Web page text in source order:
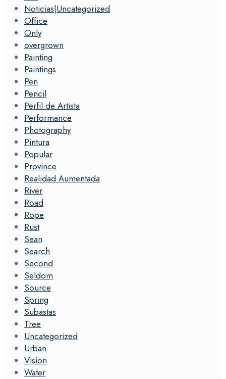
Noticias|Uncategorized
Office
Only
overgrown
Painting
Paintings
Pen
Pencil
Perfil de Artista
Performance
Photography
Pintura
Popular
Province
Realidad Aumentada
River
Road
Rope
Rust
Sean
Search
Second
Seldom
Source
Spring
Subastas
Tree
Uncategorized
Urban
Vision
Water